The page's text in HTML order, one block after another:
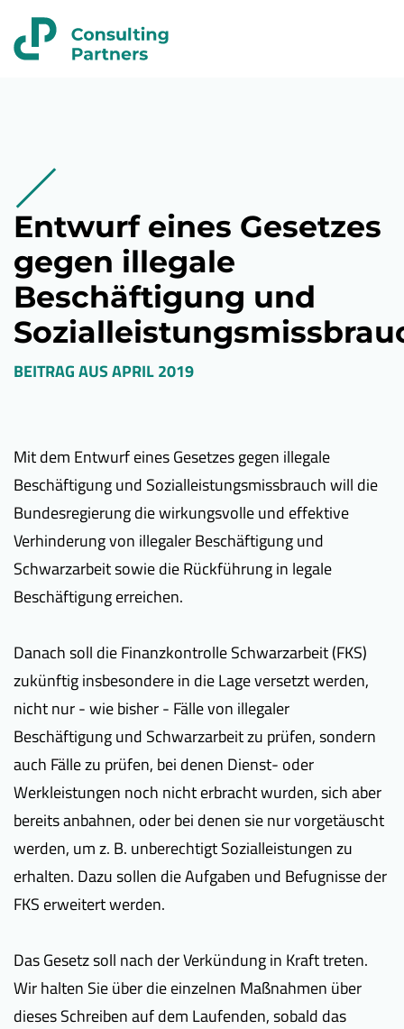
Entwurf eines Gesetzes
gegen illegale
Beschäftigung und
BEITRAG AUSAPRIL 2019
Mit dem Entwurf eines Gesetzes gegen illegale
Beschäftigung und Sozialleistungsmissbrauch will die
Bundesregierung die wirkungsvolle und effektive
Verhinderung von illegaler Beschäftigung und
Schwarzarbeit sowie die Rückführung in legale
Beschäftigung erreichen.
Danach soll die Finanzkontrolle Schwarzarbeit (FKS)
zukünftig insbesondere in die Lage versetzt werden,
nicht nur - wie bisher - Fälle von illegaler
Beschäftigung und Schwarzarbeit zu prüfen, sondern
auch Fälle zu prüfen, bei denen Dienst- oder
Werkleistungen noch nicht erbracht wurden, sich aber
bereits anbahnen, oder bei denen sie nur vorgetäuscht
werden, um z. B. unberechtigt Sozialleistungen zu
erhalten. Dazu sollen die Aufgaben und Befugnisse der
FKS erweitert werden.
Das Gesetz soll nach der Verkündung in Kraft treten.
Wir halten Sie über die einzelnen Maßnahmen über
dieses Schreiben auf dem Laufenden, sobald das